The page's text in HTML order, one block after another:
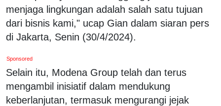
menjaga lingkungan adalah salah satu tujuan
dari bisnis kami," ucap Gian dalam siaran pers
di Jakarta, Senin (30/4/2024).
Sponsored
Selain itu, Modena Group telah dan terus
mengambil inisiatif dalam mendukung
keberlanjutan, termasuk mengurangi jejak